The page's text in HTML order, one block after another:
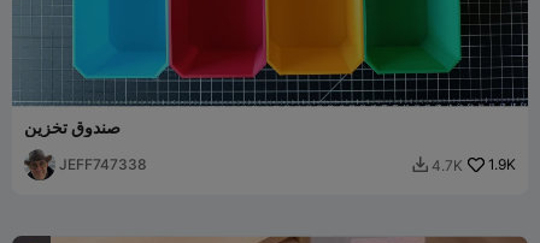
صندوق تخزين
JEFF747338  4.7K 1.9K